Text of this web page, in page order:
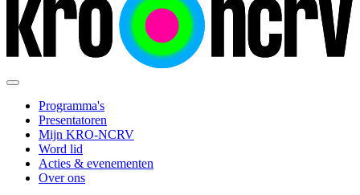
Programma's
Presentatoren
Mijn KRO-NCRV
Word lid
Acties & evenementen
Over ons